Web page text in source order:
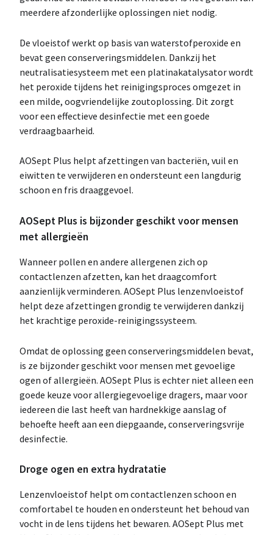
meerdere afzonderlijke oplossingen niet nodig.
De vloeistof werkt op basis van waterstofperoxide en
bevat geen conserveringsmiddelen. Dankzij het
neutralisatiesysteem met een platinakatalysator wordt
het peroxide tijdens het reinigingsproces omgezet in
een milde, oogvriendelijke zoutoplossing. Dit zorgt
voor een effectieve desinfectie met een goede
verdraagbaarheid.
AOSept Plus helpt afzettingen van bacteriën, vuil en
eiwitten te verwijderen en ondersteunt een langdurig
schoon en fris draaggevoel.
AOSept Plus is bijzonder geschikt voor mensen
met allergieën
Wanneer pollen en andere allergenen zich op
contactlenzen afzetten, kan het draagcomfort
aanzienlijk verminderen. AOSept Plus lenzenvloeistof
helpt deze afzettingen grondig te verwijderen dankzij
het krachtige peroxide-reinigingssysteem.
Omdat de oplossing geen conserveringsmiddelen bevat,
is ze bijzonder geschikt voor mensen met gevoelige
ogen of allergieën. AOSept Plus is echter niet alleen een
goede keuze voor allergiegevoelige dragers, maar voor
iedereen die last heeft van hardnekkige aanslag of
behoefte heeft aan een diepgaande, conserveringsvrije
desinfectie.
Droge ogen en extra hydratatie
Lenzenvloeistof helpt om contactlenzen schoon en
comfortabel te houden en ondersteunt het behoud van
vocht in de lens tijdens het bewaren. AOSept Plus met